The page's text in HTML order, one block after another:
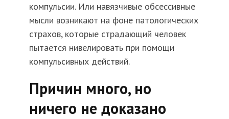
компульсии. Или навязчивые обсессивные
мысли возникают на фоне патологических
страхов, которые страдающий человек
пытается нивелировать при помощи
компульсивных действий.
Причин много, но
ничего не доказано